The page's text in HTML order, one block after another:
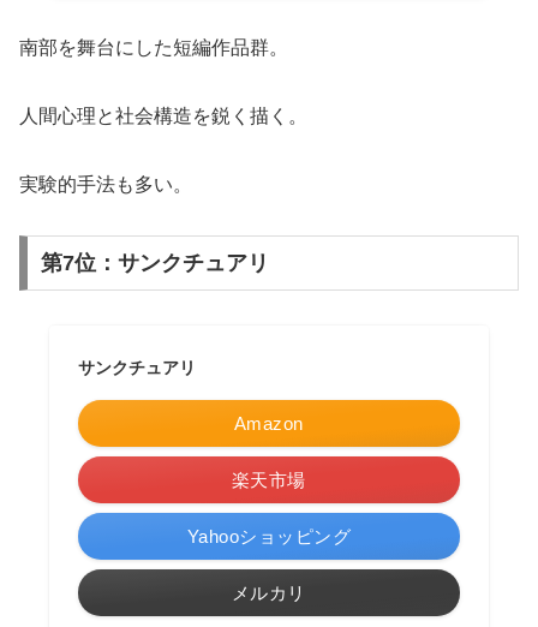
南部を舞台にした短編作品群。
人間心理と社会構造を鋭く描く。
実験的手法も多い。
第7位：サンクチュアリ
サンクチュアリ
Amazon
楽天市場
Yahooショッピング
メルカリ